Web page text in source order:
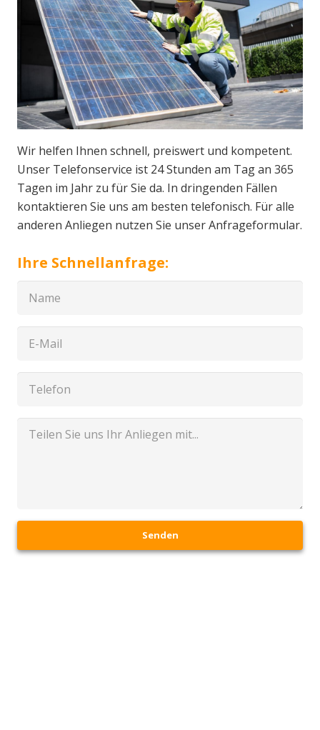
Wir helfen Ihnen schnell, preiswert und kompetent.
Unser Telefonservice ist 24 Stunden am Tag an 365
Tagen im Jahr zu für Sie da. In dringenden Fällen
kontaktieren Sie uns am besten telefonisch. Für alle
anderen Anliegen nutzen Sie unser Anfrageformular.
Ihre Schnellanfrage:
Senden